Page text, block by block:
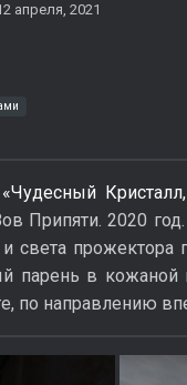
апреля, 2021
«Чудесный
Припяти. 2020
прожектора
парень в кожаной
по направлению